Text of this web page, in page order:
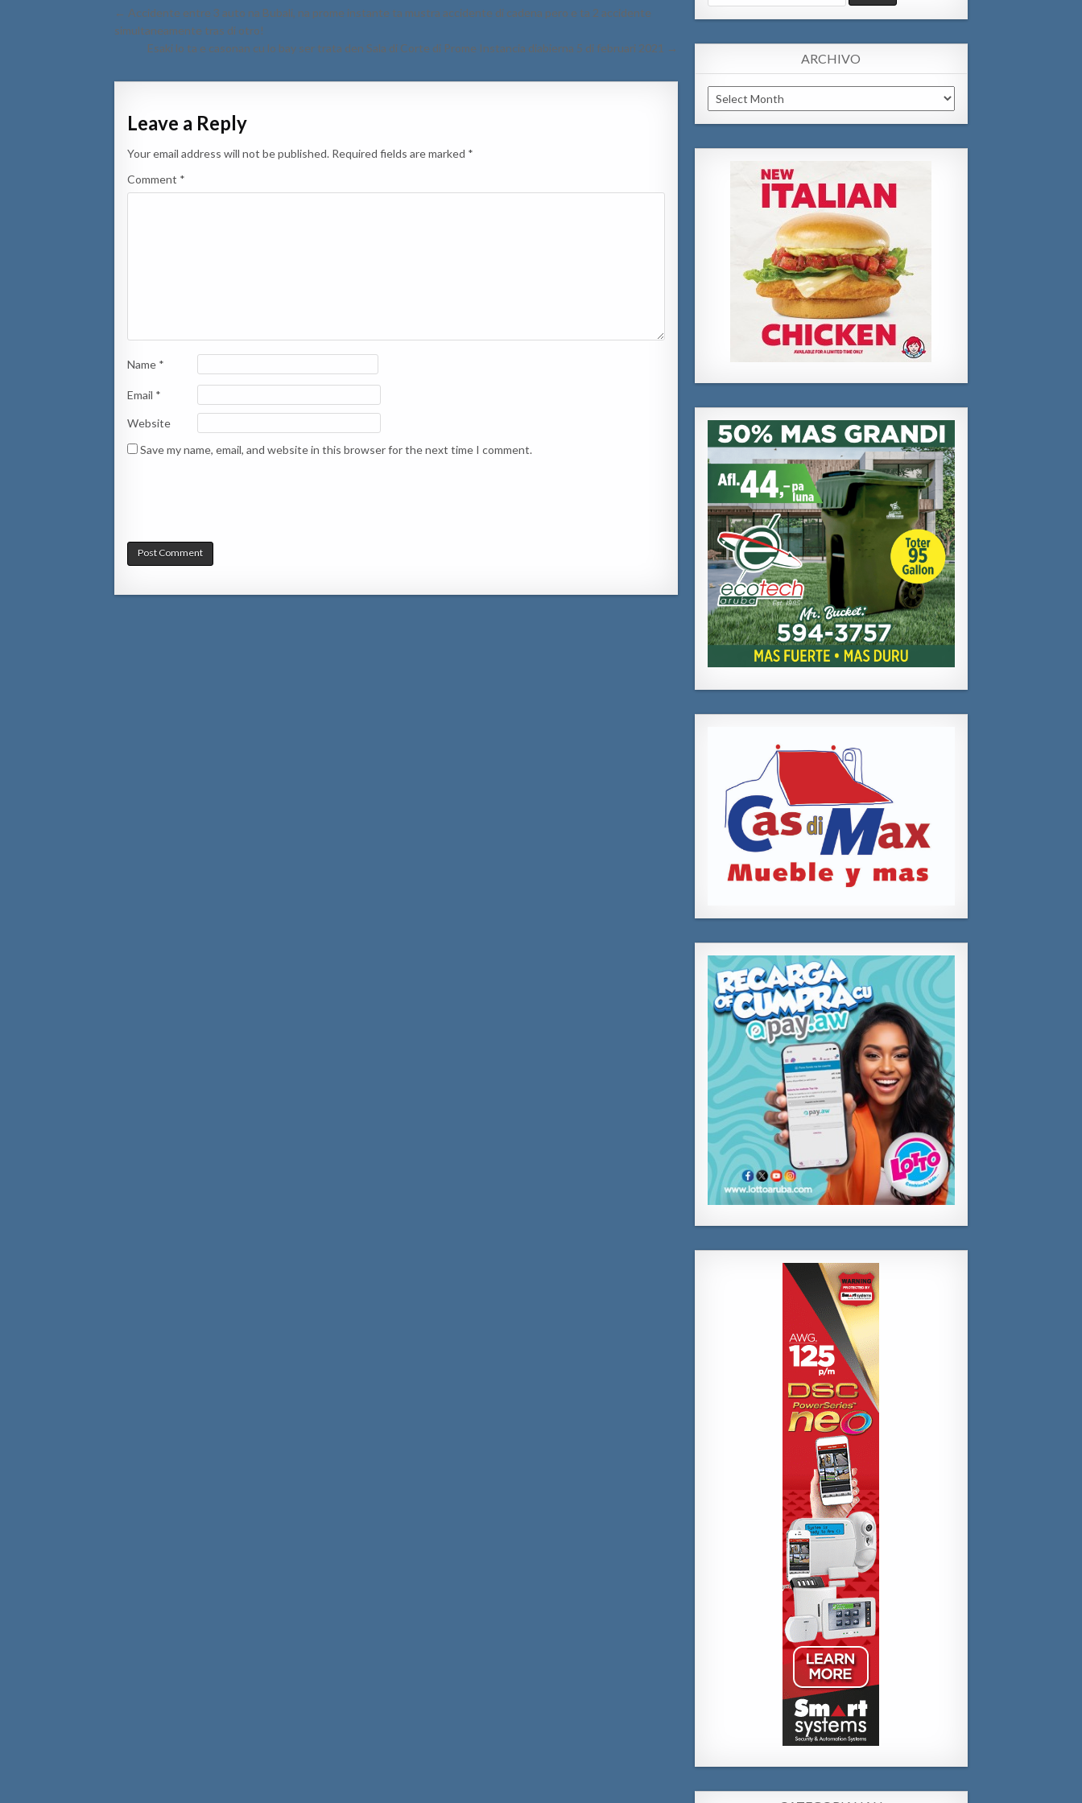
Post
navigation
← Accidente entre 3 auto na Bubali, na prome instante ta mustra accidente di cadena pero e ta 2 accidente
simultaneamente tras di otro!
Esaki lo ta e casonan cu lo bay ser trata den Sala di Corte di Prome Instancia diabierna 5 di februari 2021 →
Leave a Reply
Your email address will not be published. Required fields are marked *
Comment *
Name *
Email *
Website
Save my name, email, and website in this browser for the next time I comment.
for:
ARCHIVO
Archivo